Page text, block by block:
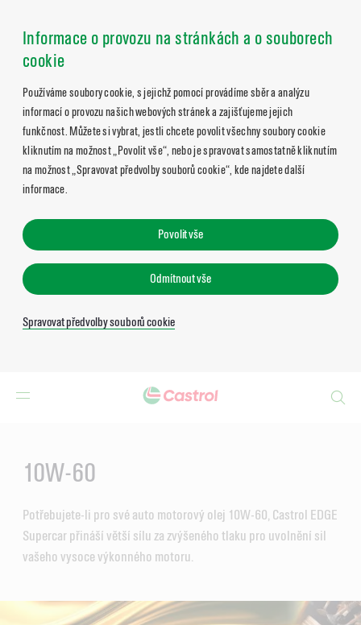
Informace o provozu na stránkách a o souborech
cookie
Používáme soubory cookie, s jejichž pomocí provádíme sběr a analýzu
informací o provozu našich webových stránek a zajišťujeme jejich
funkčnost. Můžete si vybrat, jestli chcete povolit všechny soubory cookie
kliknutím na možnost „Povolit vše“, nebo je spravovat samostatně kliknutím
na možnost „Spravovat předvolby souborů cookie“, kde najdete další
informace.
Povolit vše
Odmítnout vše
Spravovat předvolby souborů cookie
10W-60
Potřebujete-li pro své auto motorový olej 10W-60, Castrol EDGE
Supercar přináší větší sílu za zvýšeného tlaku pro uvolnění sil
vašeho vysoce výkonného motoru.